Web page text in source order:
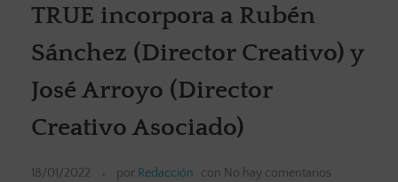
TRUE incorpora a Rubén
Sánchez (Director Creativo) y
José Arroyo (Director
Creativo Asociado)
18/01/2022 por Redacción con No hay comentarios